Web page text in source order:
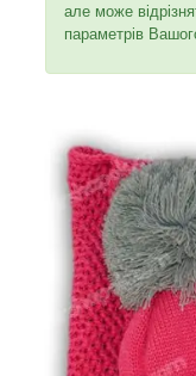
але може
параметрів